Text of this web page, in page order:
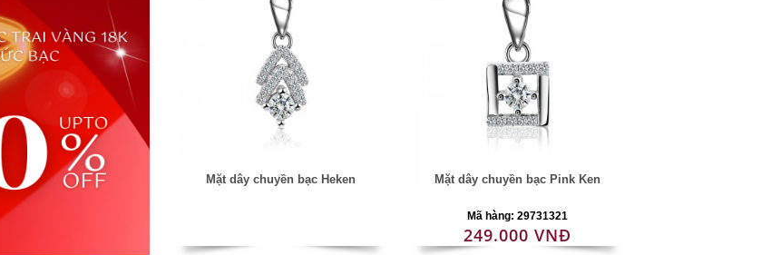
Mặt dây chuyền bạc Heken Mặt dây chuyền bạc Pink Ken
Mã hàng: 29731321
249.000 VNĐ